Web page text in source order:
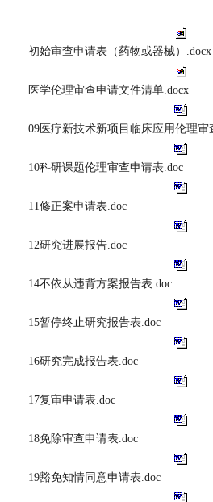
初始审查申请表（药物或器械）.docx
医学伦理审查申请文件清单.docx
09医疗新技术新项目临床应用伦理审
10科研课题伦理审查申请表.doc
11修正案申请表.doc
12研究进展报告.doc
14不依从违背方案报告表.doc
15暂停终止研究报告表.doc
16研究完成报告表.doc
17复审申请表.doc
18免除审查申请表.doc
19豁免知情同意申请表.doc